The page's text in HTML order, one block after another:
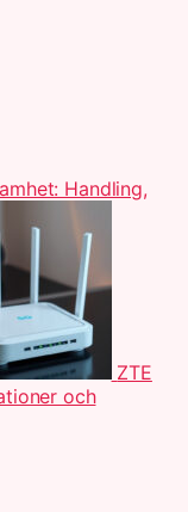
Handling,
ZTE
och